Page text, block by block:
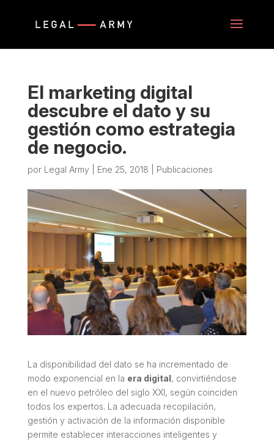
El marketing digital
descubre el dato y su
gestión como estrategia
de negocio.
por Legal Army Ene 25, 2018 Publicaciones
La disponibilidad del dato se ha incrementado de
modo exponencial en la era digital, convirtiéndose
en el nuevo petróleo del siglo XXI, según coinciden
todos los expertos. La adecuada recopilación,
gestión y activación de la información disponible
permite establecer interacciones inteligentes y